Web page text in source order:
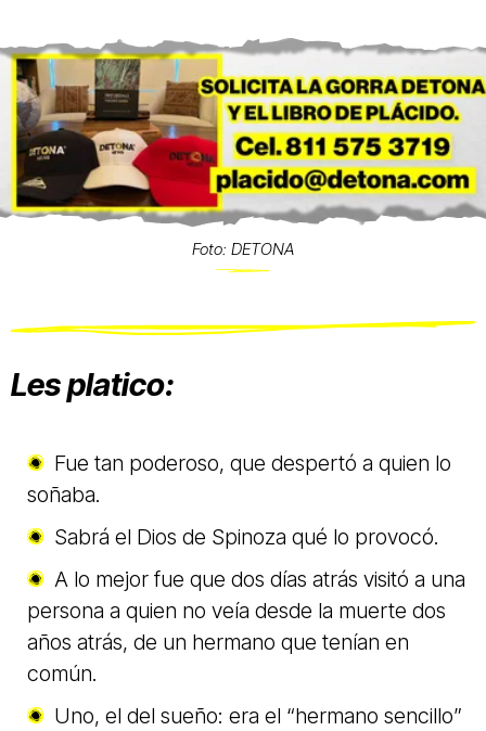
Foto: DETONA
Les platico:
Fue tan poderoso, que despertó a quien lo
soñaba.
Sabrá el Dios de Spinoza qué lo provocó.
A lo mejor fue que dos días atrás visitó a una
persona a quien no veía desde la muerte dos
años atrás, de un hermano que tenían en
común.
Uno, el del sueño: era el “hermano sencillo”